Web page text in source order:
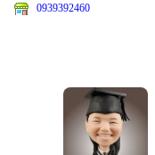
0939392460